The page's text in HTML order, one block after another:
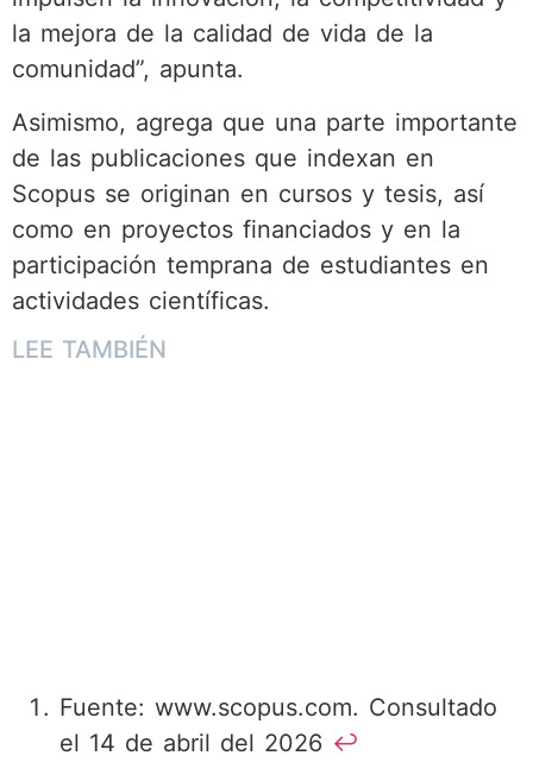
la mejora de la calidad de vida de la
comunidad”, apunta.
Asimismo, agrega que una parte importante
de las publicaciones que indexan en
Scopus se originan en cursos y tesis, así
como en proyectos financiados y en la
participación temprana de estudiantes en
actividades científicas.
LEE TAMBIÉN
Fuente: www.scopus.com. Consultado
el 14 de abril del 2026 ↩︎